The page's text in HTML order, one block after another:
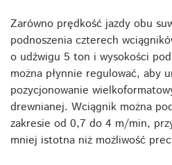
Zarówno prędkość jazdy obu
podnoszenia czterech
o udźwigu 5 ton i wysokości
można płynnie regulować, aby
pozycjonowanie
drewnianej. Wciągnik można
zakresie od 0,7 do 4 m/min,
mniej istotna niż możliwość